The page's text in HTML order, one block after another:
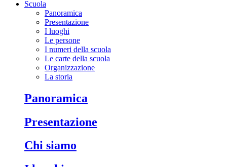
Scuola
Panoramica
Presentazione
I luoghi
Le persone
I numeri della scuola
Le carte della scuola
Organizzazione
La storia
panoramica
presentazione
chi siamo